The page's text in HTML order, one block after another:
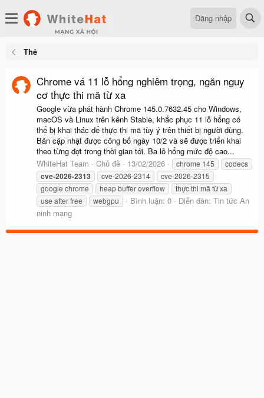
Đăng nhập
Thẻ
Chrome vá 11 lỗ hổng nghiêm trọng, ngăn nguy
cơ thực thi mã từ xa
Google vừa phát hành Chrome 145.0.7632.45 cho Windows,
macOS và Linux trên kênh Stable, khắc phục 11 lỗ hổng có
thể bị khai thác để thực thi mã tùy ý trên thiết bị người dùng.
Bản cập nhật được công bố ngày 10/2 và sẽ được triển khai
theo từng đợt trong thời gian tới. Ba lỗ hổng mức độ cao...
WhiteHat Team
Chủ đề 13/02/2026 chrome 145 codecs
cve-2026-2313 cve-2026-2314
cve-2026-2315
google chrome
heap buffer overflow
thực thi mã từ xa
use after free
webgpu Bình luận: 0 Diễn đàn: Tin tức An
ninh mạng